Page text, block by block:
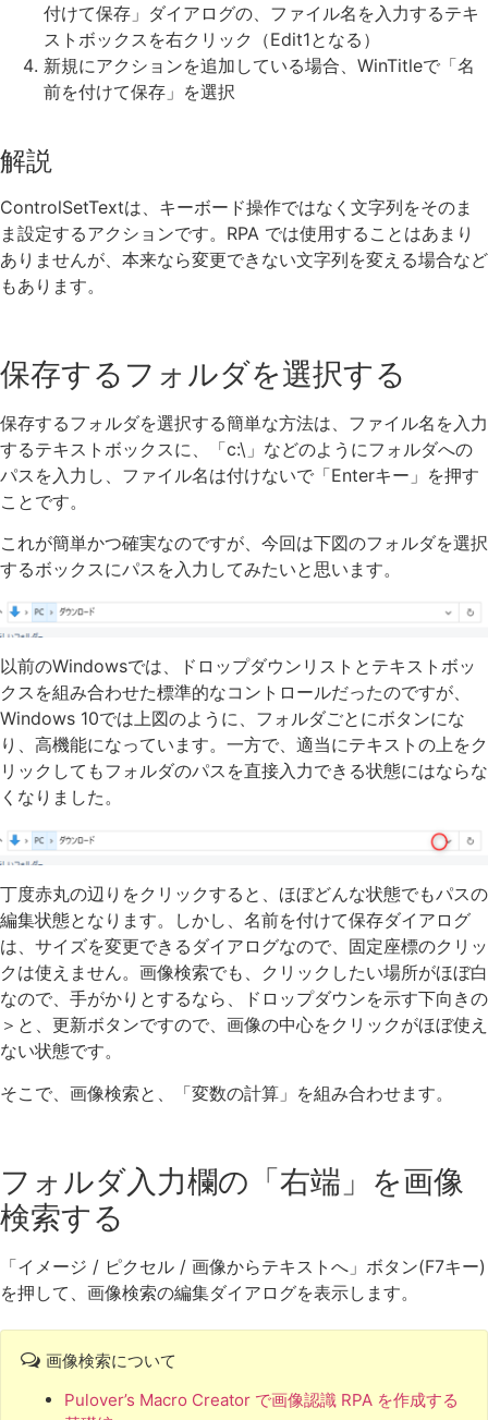
付けて保存」ダイアログの、ファイル名を入力するテキ
ストボックスを右クリック（Edit1となる）
新規にアクションを追加している場合、WinTitleで「名
前を付けて保存」を選択
解説
ControlSetTextは、キーボード操作ではなく文字列をそのま
ま設定するアクションです。RPA では使用することはあまり
ありませんが、本来なら変更できない文字列を変える場合など
もあります。
保存するフォルダを選択する
保存するフォルダを選択する簡単な方法は、ファイル名を入力
するテキストボックスに、「c:\」などのようにフォルダへの
パスを入力し、ファイル名は付けないで「Enterキー」を押す
ことです。
これが簡単かつ確実なのですが、今回は下図のフォルダを選択
するボックスにパスを入力してみたいと思います。
以前のWindowsでは、ドロップダウンリストとテキストボッ
クスを組み合わせた標準的なコントロールだったのですが、
Windows 10では上図のように、フォルダごとにボタンにな
り、高機能になっています。一方で、適当にテキストの上をク
リックしてもフォルダのパスを直接入力できる状態にはならな
くなりました。
丁度赤丸の辺りをクリックすると、ほぼどんな状態でもパスの
編集状態となります。しかし、名前を付けて保存ダイアログ
は、サイズを変更できるダイアログなので、固定座標のクリッ
クは使えません。画像検索でも、クリックしたい場所がほぼ白
なので、手がかりとするなら、ドロップダウンを示す下向きの
＞と、更新ボタンですので、画像の中心をクリックがほぼ使え
ない状態です。
そこで、画像検索と、「変数の計算」を組み合わせます。
フォルダ入力欄の「右端」を画像
検索する
「イメージ / ピクセル / 画像からテキストへ」ボタン(F7キー)
を押して、画像検索の編集ダイアログを表示します。
画像検索について
Pulover’s Macro Creator で画像認識 RPA を作成する